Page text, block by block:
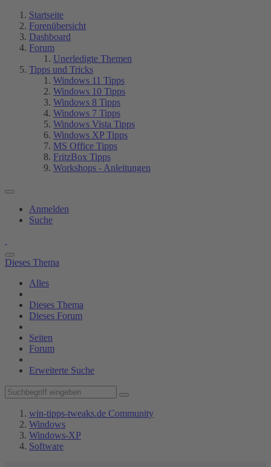
Startseite
Forenübersicht
Dashboard
Forum
Unerledigte Themen
Tipps und Tricks
Windows 11 Tipps
Windows 10 Tipps
Windows 8 Tipps
Windows 7 Tipps
Windows Vista Tipps
Windows XP Tipps
MS Office Tipps
FritzBox Tipps
Workshops - Anleitungen
Anmelden
Suche
Dieses Thema
Alles
Dieses Thema
Dieses Forum
Seiten
Forum
Erweiterte Suche
win-tipps-tweaks.de Community
Windows
Windows-XP
Software